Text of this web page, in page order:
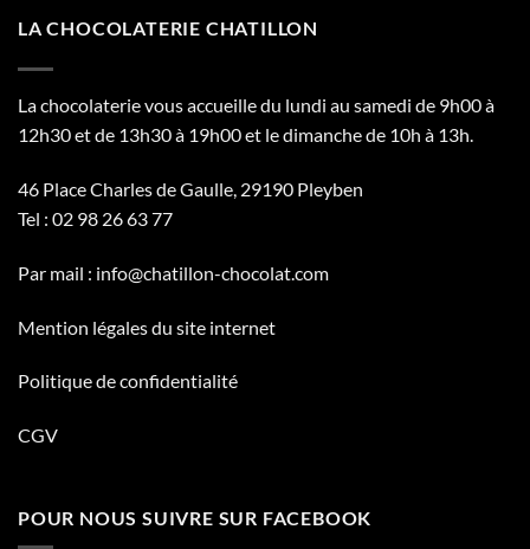
LA CHOCOLATERIE CHATILLON
La chocolaterie vous accueille du lundi au samedi de 9h00 à
12h30 et de 13h30 à 19h00 et le dimanche de 10h à 13h.
46 Place Charles de Gaulle, 29190 Pleyben
Tel : 02 98 26 63 77
Par mail : info@chatillon-chocolat.com
Mention légales du site internet
Politique de confidentialité
CGV
POUR NOUS SUIVRE SUR FACEBOOK